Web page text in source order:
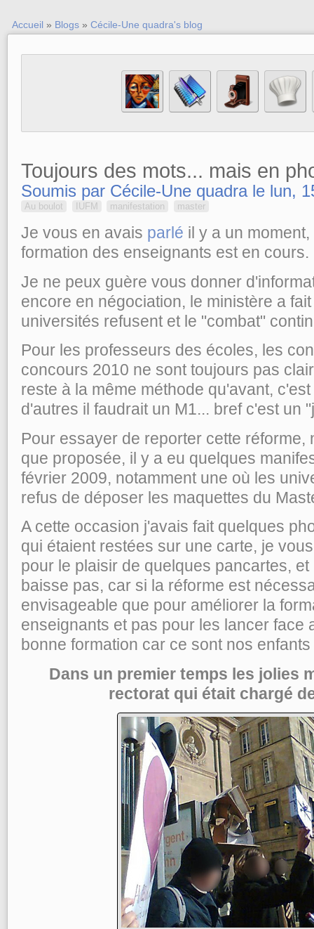
Accueil » Blogs » Cécile-Une quadra's blog
Toujours des mots... mais en
Soumis par Cécile-Une quadra le lun,
Au boulot IUFM manifestation master
Je vous en avais parlé il y a un
formation des enseignants est en cours.
Je ne peux guère vous donner
encore en négociation, le ministère a
universités refusent et le "combat"
Pour les professeurs des écoles, les
concours 2010 ne sont toujours pas
reste à la même méthode qu'avant,
d'autres il faudrait un M1... bref c'est un
Pour essayer de reporter cette réforme,
que proposée, il y a eu quelques
février 2009, notamment une où les
refus de déposer les maquettes du
A cette occasion j'avais fait quelques
qui étaient restées sur une carte, je
pour le plaisir de quelques pancartes,
baisse pas, car si la réforme est
envisageable que pour améliorer la
enseignants et pas pour les lancer face
bonne formation car ce sont nos
Dans un premier temps les jolies
rectorat qui était chargé